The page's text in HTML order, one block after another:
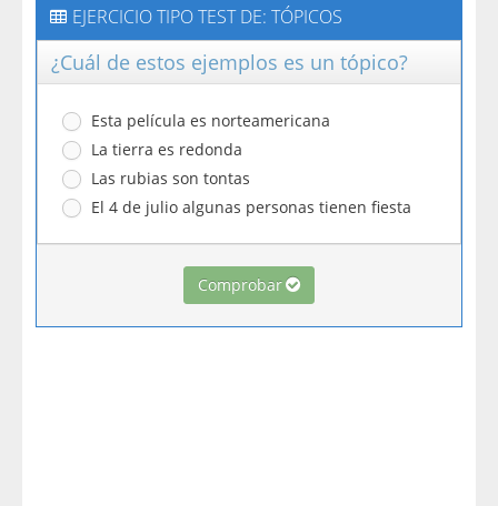
EJERCICIO TIPO TEST DE: TÓPICOS
¿Cuál de estos ejemplos es un tópico?
Esta película es norteamericana
La tierra es redonda
Las rubias son tontas
El 4 de julio algunas personas tienen fiesta
Comprobar